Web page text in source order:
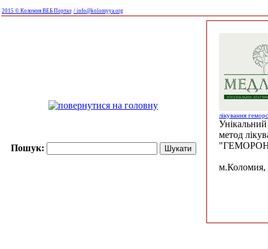
2015 © Коломия ВЕБ Портал / info@kolomyya.org
Пошук:
лікування
Унікальний
метод
м.Коломия,